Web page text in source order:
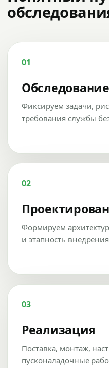
01
Обследование
Фиксируем задачи,
требования службы
02
Формируем
и этапность
03
Реализация
Поставка, монтаж,
пусконаладочные